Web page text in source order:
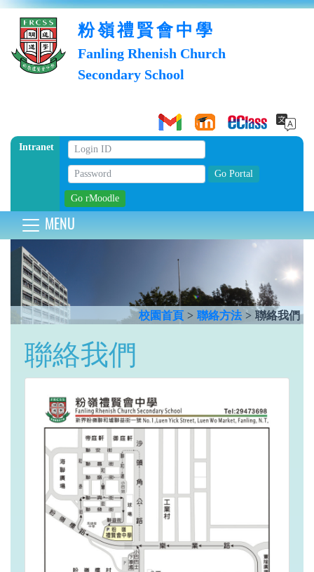
粉嶺禮賢會中學
Fanling Rhenish Church
Secondary School
Intranet
MENU
校園首頁 > 聯絡方法 > 聯絡我們
聯絡我們